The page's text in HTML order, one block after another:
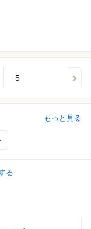
5
もっと見る
る